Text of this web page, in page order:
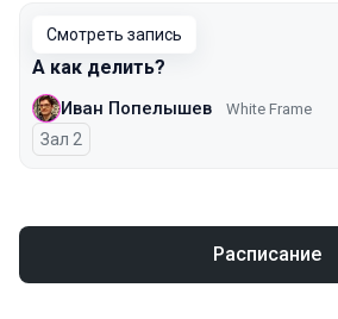
Смотреть запись
А как делить?
Иван Попелышев White Frame
Зал 2
Расписание